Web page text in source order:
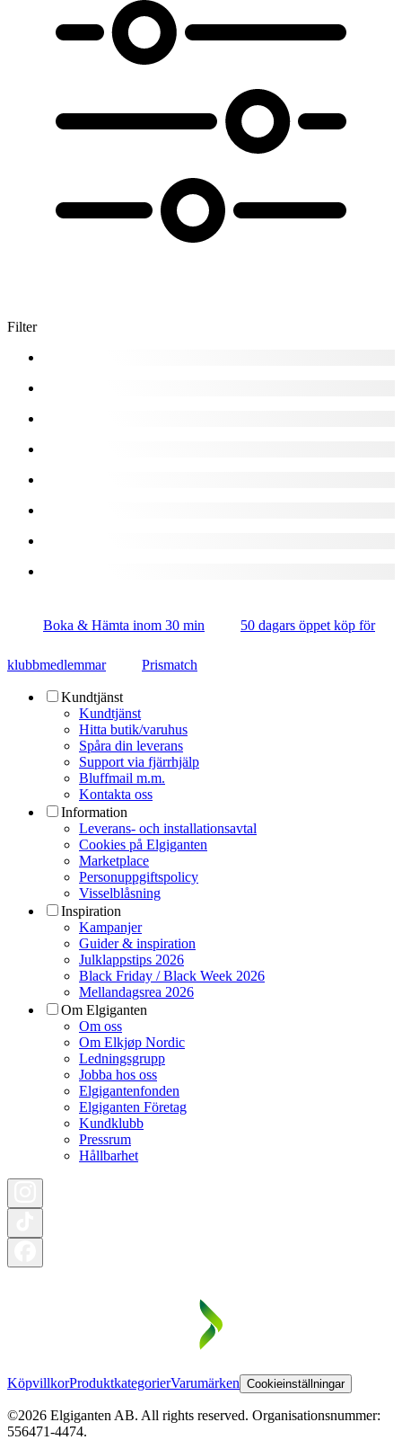
Filter
Boka & Hämta inom 30 min 50 dagars öppet köp för
klubbmedlemmar Prismatch
Kundtjänst
Kundtjänst
Hitta butik/varuhus
Spåra din leverans
Support via fjärrhjälp
Bluffmail m.m.
Kontakta oss
Information
Leverans- och installationsavtal
Cookies på Elgiganten
Marketplace
Personuppgiftspolicy
Visselblåsning
Inspiration
Kampanjer
Guider & inspiration
Julklappstips 2026
Black Friday / Black Week 2026
Mellandagsrea 2026
Om Elgiganten
Om oss
Om Elkjøp Nordic
Ledningsgrupp
Jobba hos oss
Elgigantenfonden
Elgiganten Företag
Kundklubb
Pressrum
Hållbarhet
KöpvillkorProduktkategorierVarumärken Cookieinställningar
©2026 Elgiganten AB. All rights reserved. Organisationsnummer:
556471-4474.